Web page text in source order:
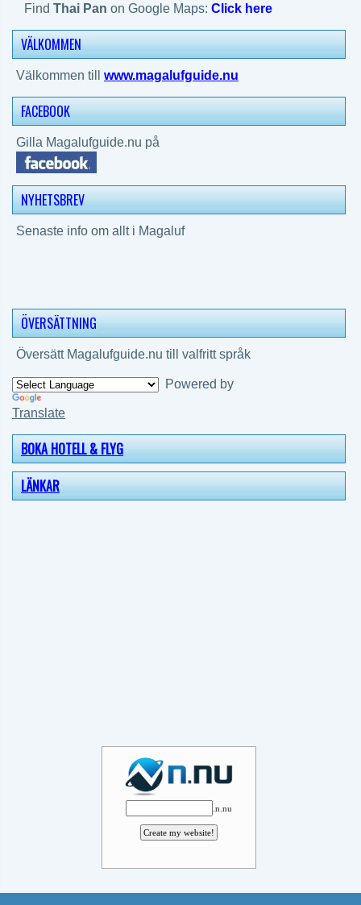
Find Thai Pan on Google Maps: Click here
VÄLKOMMEN
Välkommen till www.magalufguide.nu
FACEBOOK
Gilla Magalufguide.nu på
NYHETSBREV
Senaste info om allt i Magaluf
ÖVERSÄTTNING
Översätt Magalufguide.nu till valfritt språk
Powered by
Translate
BOKA HOTELL & FLYG
LÄNKAR
.n.nu